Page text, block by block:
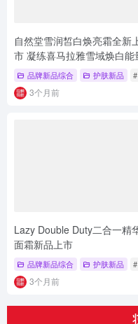
自然堂雪润皙白焕亮霜全新
市 凝练喜马拉雅雪域焕白能
品牌新品综合 护肤新品
3个月前
Lazy Double Duty二合一精
面霜新品上市
品牌新品综合 护肤新品
3个月前